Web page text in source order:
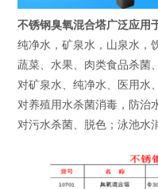
不锈钢臭氧混合塔广泛应用
纯净水，矿泉水，山泉水，
蔬菜、水果、肉类食品杀菌
对矿泉水、纯净水、医用水
对养殖用水杀菌消毒，防治
对污水杀菌、脱色；泳池水